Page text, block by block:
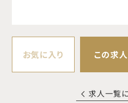
お気に入り この求
求人一覧